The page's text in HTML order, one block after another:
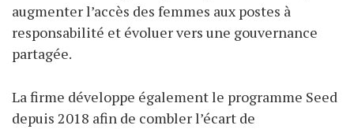
augmenter l’accès des femmes aux postes à
responsabilité et évoluer vers une gouvernance
partagée.
La firme développe également le programme Seed
depuis 2018 afin de combler l’écart de